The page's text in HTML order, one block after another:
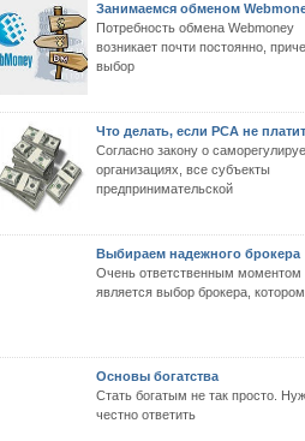
Занимаемся обменом
Потребность обмена Webmoney
возникает почти постоянно,
выбор
Что делать, если РСА не платит
Согласно закону о
организациях, все субъекты
предпринимательской
Выбираем надежного брокера
Очень ответственным моментом
является выбор брокера,
Основы богатства
Стать богатым не так просто.
честно ответить